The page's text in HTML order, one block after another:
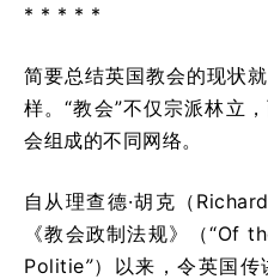
* * * * *
简要总结英国教会的现状
样。“教会”不仅宗派林立
会组成的不同网络。
自从理查德·胡克（
《教会政制法规》（“Of
Politie”）以来，令英国传